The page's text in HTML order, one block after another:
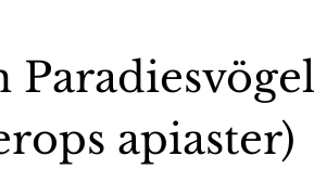
apiaster)